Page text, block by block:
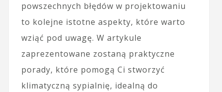
powszechnych błędów w projektowaniu
to kolejne istotne aspekty, które warto
wziąć pod uwagę. W artykule
zaprezentowane zostaną praktyczne
porady, które pomogą Ci stworzyć
klimatyczną sypialnię, idealną do